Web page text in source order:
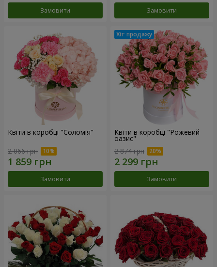
Замовити Замовити
Квіти в коробці "Соломія"
2 066 грн
Замовити
Квіти в коробці "Рожевий
оазис"
2 874 грн
Замовити